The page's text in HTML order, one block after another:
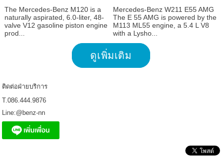
The Mercedes-Benz M120 is a
naturally aspirated, 6.0-liter, 48-
valve V12 gasoline piston engine
prod...
Mercedes-Benz W211 E55 AMG
The E 55 AMG is powered by the
M113 ML55 engine, a 5.4 L V8
with a Lysho...
ดูเพิ่มเติม
ติดต่อฝ่ายบริการ
T.086.444.9876
Line:@benz-nn